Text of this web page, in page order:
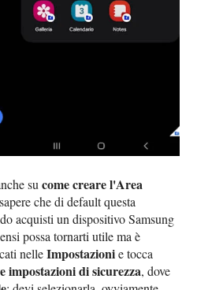
sucome creare l'Area
che di default questa
acquisti un dispositivo Samsung
possa tornarti utile ma è
nelleImpostazionie tocca
impostazioni di sicurezza, dove